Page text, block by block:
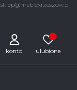
sklep@meblexrzeszow.pl
konto